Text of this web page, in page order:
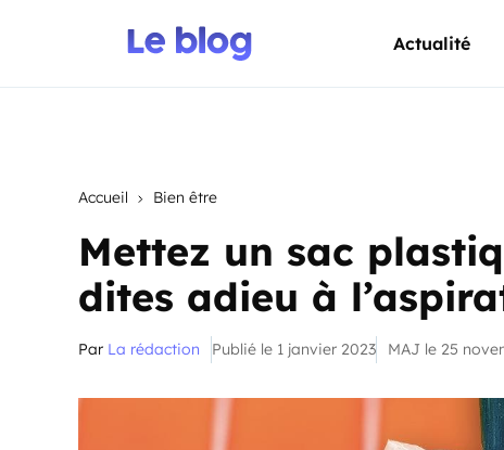
Actualité
Accueil Bien être
Mettez un sac
dites adieu à
Par La rédaction Publié le 1 janvier 2023 MAJ le 25